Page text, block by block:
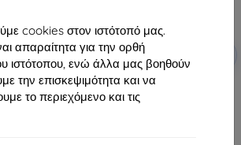
cookies στον ιστότοπό μας.
απαραίτητα για την ορθή
ιστότοπου, ενώ άλλα μας βοηθούν
την επισκεψιμότητα και να
το περιεχόμενο και τις
SMART5
έξυπνος
01P
-5%
Έκπτωση
με κουπόνι
Sonoff διακόπτης τοίχου Smart
Scene NSPanel (λευκό)